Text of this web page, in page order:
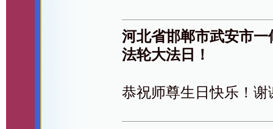
河北省邯郸市武安市
法轮大法日！
恭祝师尊生日快乐！